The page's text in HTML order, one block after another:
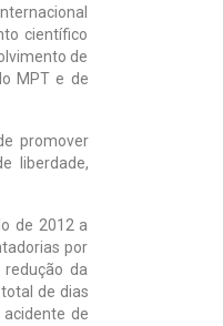
científico
de
MPT e de
promover
liberdade,
de 2012 a
por
da
de dias
de